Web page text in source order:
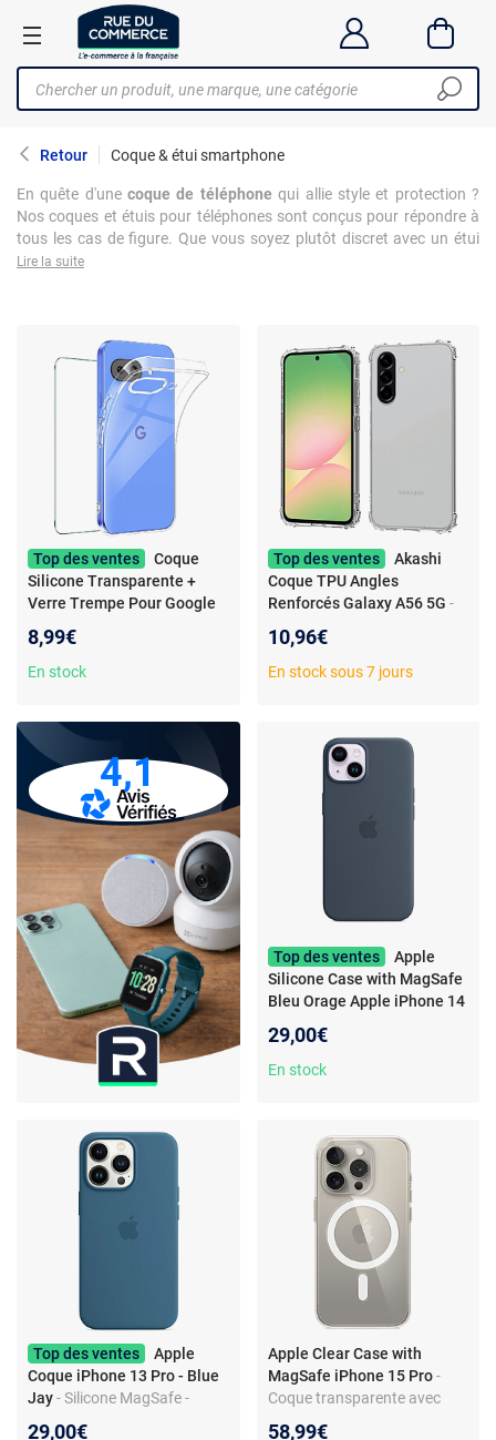
Retour Coque & étui smartphone
En quête d'unecoque de téléphone qui allie style et protection ?
Nos coques et étuis pour téléphones sont conçus pour répondre à
tous les cas de figure. Que vous soyez plutôt discret avec un étui
sobre ou que vous préfériez afficher votre personnalité avec des
qui ne peuvent se passer de leur mobile, nos
étuis téléphone
assurent une protection intégrale tout en gardant un accès facile à
vos applications favorites. Découvrez comment allier sécurité et
style avec notre sélection !
Lire la suite
Top des ventes
Coque
Silicone Transparente +
Verre Trempe Pour Google
8,99€
En stock
Top des ventes
Akashi
Coque TPU Angles
Renforcés Galaxy A56 5G -
transparente avec angles
renforcés pour Samsung
10,96€
En stock sous 7 jours
4,1
Top des ventes
Apple
Silicone Case with MagSafe
Bleu Orage Apple iPhone 14
MagSafe pour Apple iPhone
14
29,00€
En stock
Top des ventes
Apple
Coque iPhone 13 Pro - Blue
Jay- Silicone MagSafe -
29,00€
Apple Clear Case with
MagSafe iPhone 15 Pro -
Coque transparente avec
58,99€